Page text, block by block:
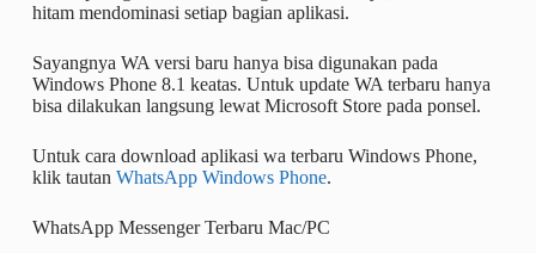
hitam mendominasi setiap bagian aplikasi.
Sayangnya WA versi baru hanya bisa digunakan pada
Windows Phone 8.1 keatas. Untuk update WA terbaru hanya
bisa dilakukan langsung lewat Microsoft Store pada ponsel.
Untuk cara download aplikasi wa terbaru Windows Phone,
klik tautan WhatsApp Windows Phone.
WhatsApp Messenger Terbaru Mac/PC